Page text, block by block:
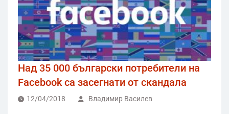
Над 35 000 български потребители на
Facebook са засегнати от скандала
12/04/2018 Владимир Василев